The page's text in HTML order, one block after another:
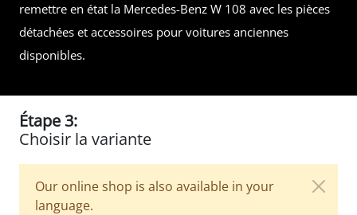
remettre en état la Mercedes-Benz W 108 avec les pièces
détachées et accessoires pour voitures anciennes
disponibles.
Étape 3:
Choisir la variante
Our online shop is also available in your
language.